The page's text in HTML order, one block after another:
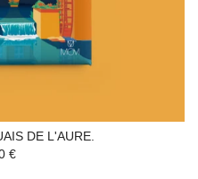
DE L'AURE.
€